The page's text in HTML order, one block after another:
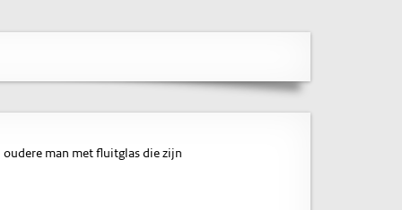
man met fluitglas die zijn